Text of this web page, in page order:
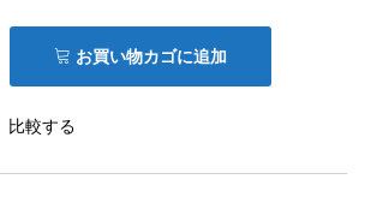
お買い物カゴに追加
比較する